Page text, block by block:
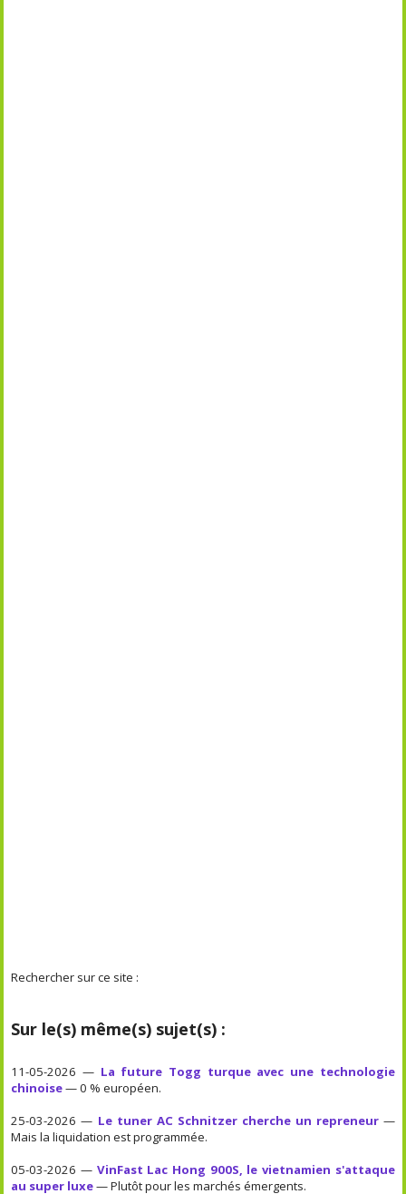
Rechercher sur ce site :
Sur le(s) même(s) sujet(s) :
11-05-2026 — La future Togg turque avec une technologie
chinoise— 0 % européen.
25-03-2026 — Le tuner AC Schnitzer cherche un repreneur—
Mais la liquidation est programmée.
05-03-2026 — VinFast Lac Hong 900S, le vietnamien s'attaque
au super luxe— Plutôt pour les marchés émergents.